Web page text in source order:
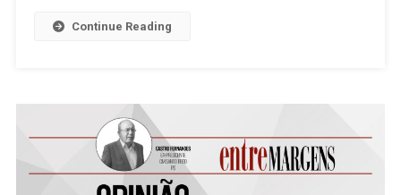
Continue Reading